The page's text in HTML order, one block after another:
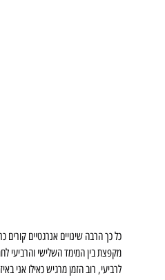
כל כך הרבה שינויים אנרגטיים קורים
מקפצת בין המימד השלישי והרביעי
לרביעי, רוב הזמן מרגיש כאילו אני